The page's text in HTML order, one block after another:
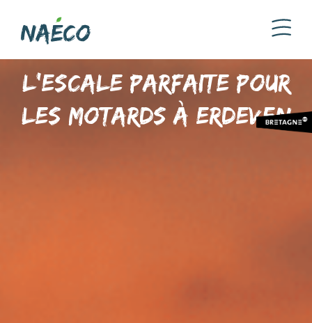
L’escale parfaite pour
les motards à Erdeven